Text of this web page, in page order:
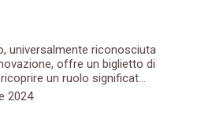
universalmente riconosciuta
offre un biglietto di
un ruolo significat...
2024